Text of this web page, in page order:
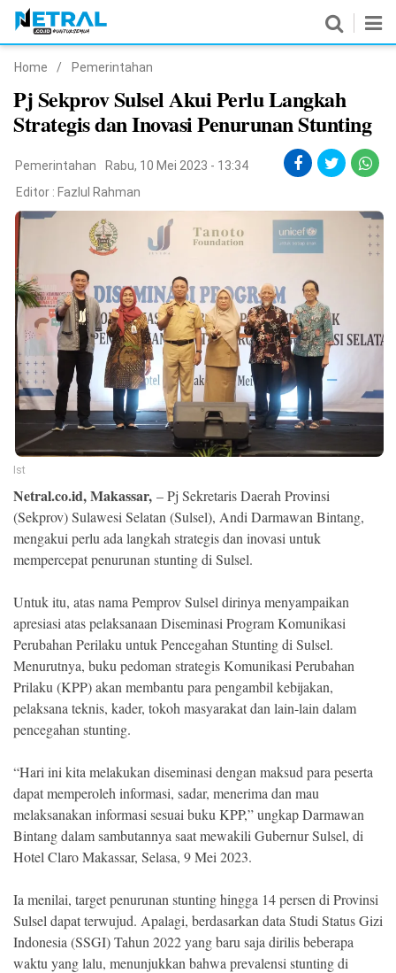
Nasional
Pemerintahan
Politik
Pendidikan
Peristiwa
Olahraga
Ekonomi
Memori
©
Copyright
2026
NETRAL
All
Home / Pemerintahan
Pj Sekprov Sulsel Akui Perlu Langkah
Strategis dan Inovasi Penurunan Stunting
Pemerintahan
Rabu, 10 Mei 2023 - 13:34
Editor : Fazlul Rahman
Ist
Netral.co.id, Makassar, – Pj Sekretaris Daerah Provinsi
(Sekprov) Sulawesi Selatan (Sulsel), Andi Darmawan Bintang,
mengakui perlu ada langkah strategis dan inovasi untuk
mempercepat penurunan stunting di Sulsel.
Untuk itu, atas nama Pemprov Sulsel dirinya menyampaikan
apresiasi atas pelaksanaan Diseminasi Program Komunikasi
Perubahan Perilaku untuk Pencegahan Stunting di Sulsel.
Menurutnya, buku pedoman strategis Komunikasi Perubahan
Prilaku (KPP) akan membantu para pengambil kebijakan,
pelaksana teknis, kader, tokoh masyarakat dan lain-lain dalam
pencegahan stunting.
“Hari ini kita melakukan diseminasi dengan maksud para peserta
dapat memperoleh informasi, sadar, menerima dan mau
melaksanakan informasi sesuai buku KPP,” ungkap Darmawan
Bintang dalam sambutannya saat mewakili Gubernur Sulsel, di
Hotel Claro Makassar, Selasa, 9 Mei 2023.
Ia menilai, target penurunan stunting hingga 14 persen di Provinsi
Sulsel dapat terwujud. Apalagi, berdasarkan data Studi Status Gizi
Indonesia (SSGI) Tahun 2022 yang baru saja dirilis beberapa
waktu yang lalu, menunjukkan bahwa prevalensi stunting di